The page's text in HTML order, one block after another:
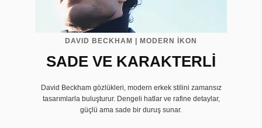
DAVID BECKHAM | MODERN İKON
SADE VE KARAKTERLİ
David Beckham gözlükleri, modern erkek stilini zamansız
tasarımlarla buluşturur. Dengeli hatlar ve rafine detaylar,
güçlü ama sade bir duruş sunar.